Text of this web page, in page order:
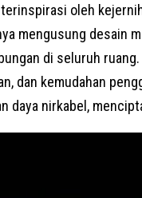
oleh
mengusung desain
di seluruh
dan kemudahan
daya nirkabel,